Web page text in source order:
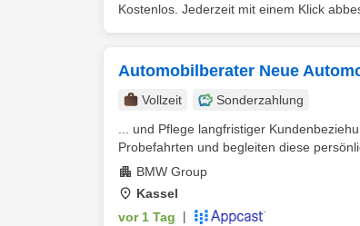
Kostenlos. Jederzeit mit einem Klick
Automobilberater Neue
Vollzeit
Sonderzahlung
... und Pflege langfristiger
Probefahrten und begleiten diese
BMW Group
Kassel
vor 1 Tag